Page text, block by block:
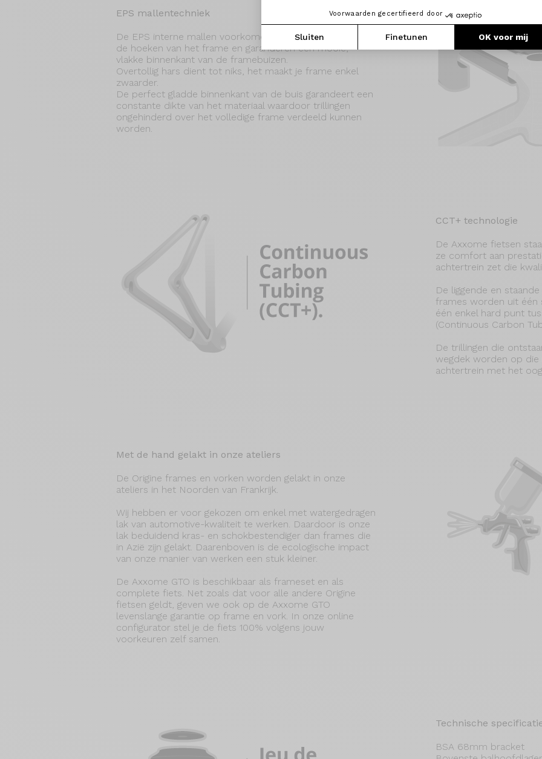
Voorwaarden gecertifieerd door
Sluiten Finetunen OK voor mij
EPS mallentechniek
De EPS interne mallen voorkomen ophoping van hars in
de hoeken van het frame en garanderen een mooie,
vlakke binnenkant van de framebuizen.
Overtollig hars dient tot niks, het maakt je frame enkel
zwaarder.
De perfect gladde binnenkant van de buis garandeert een
constante dikte van het materiaal waardoor trillingen
ongehinderd over het volledige frame verdeeld kunnen
worden.
CCT+ technologie
De Axxome fietsen
ze comfort aan
achtertrein zet die
De liggende en
frames worden uit één
één enkel hard punt
(Continuous Carbon
De trillingen die
wegdek worden op
achtertrein met het
Met de hand gelakt in onze ateliers
De Origine frames en vorken worden gelakt in onze
ateliers in het Noorden van Frankrijk.
Wij hebben er voor gekozen om enkel met watergedragen
lak van automotive-kwaliteit te werken. Daardoor is onze
lak beduidend kras- en schokbestendiger dan frames die
in Azië zijn gelakt. Daarenboven is de ecologische impact
van onze manier van werken een stuk kleiner.
De Axxome GTO is beschikbaar als frameset en als
complete fiets. Net zoals dat voor alle andere Origine
fietsen geldt, geven we ook op de Axxome GTO
levenslange garantie op frame en vork. In onze online
configurator stel je de fiets 100% volgens jouw
voorkeuren zelf samen.
Technische
BSA 68mm bracket